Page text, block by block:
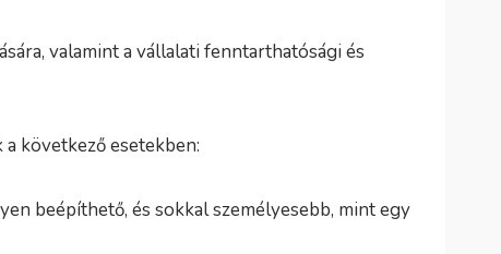
valamint a vállalati fenntarthatósági és
következő esetekben:
beépíthető, és sokkal személyesebb, mint egy